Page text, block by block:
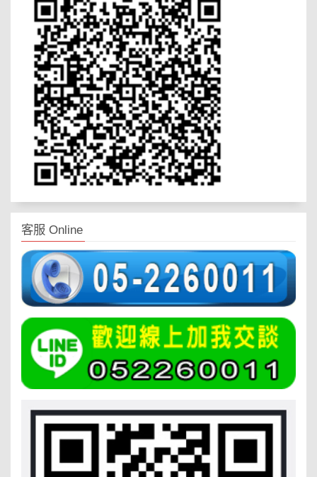
客服 Online